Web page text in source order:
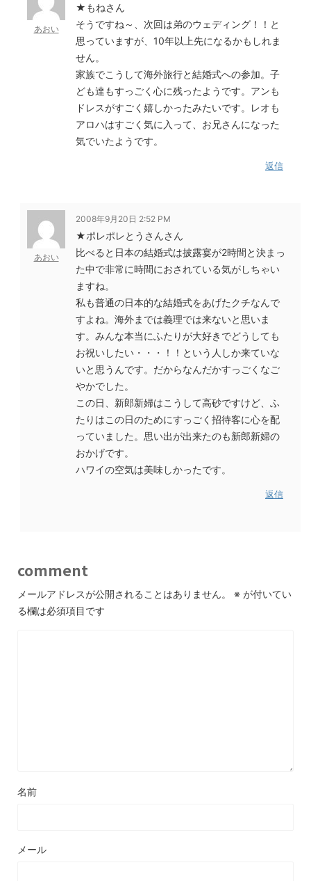
あおい
★もねさん
そうですね～、次回は弟のウェディング！！と
思っていますが、10年以上先になるかもしれま
せん。
家族でこうして海外旅行と結婚式への参加。子
ども達もすっごく心に残ったようです。アンも
ドレスがすごく嬉しかったみたいです。レオも
アロハはすごく気に入って、お兄さんになった
気でいたようです。
返信
あおい
2008年9月20日 2:52 PM
★ポレポレとうさんさん
比べると日本の結婚式は披露宴が2時間と決まっ
た中で非常に時間におされている気がしちゃい
ますね。
私も普通の日本的な結婚式をあげたクチなんで
すよね。海外までは義理では来ないと思いま
す。みんな本当にふたりが大好きでどうしても
お祝いしたい・・・！！という人しか来ていな
いと思うんです。だからなんだかすっごくなご
やかでした。
この日、新郎新婦はこうして高砂ですけど、ふ
たりはこの日のためにすっごく招待客に心を配
っていました。思い出が出来たのも新郎新婦の
おかげです。
ハワイの空気は美味しかったです。
返信
comment
メールアドレスが公開されることはありません。 ※ が付いてい
る欄は必須項目です
名前
メール